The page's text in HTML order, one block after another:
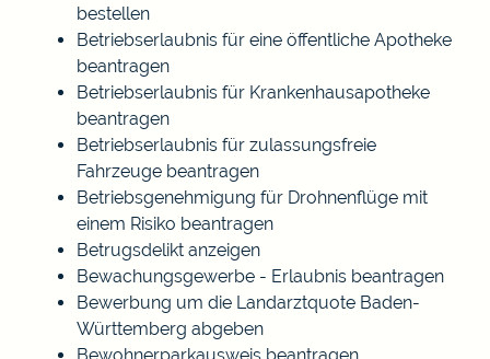
bestellen
Betriebserlaubnis für eine öffentliche Apotheke
beantragen
Betriebserlaubnis für Krankenhausapotheke
beantragen
Betriebserlaubnis für zulassungsfreie
Fahrzeuge beantragen
Betriebsgenehmigung für Drohnenflüge mit
einem Risiko beantragen
Betrugsdelikt anzeigen
Bewachungsgewerbe - Erlaubnis beantragen
Bewerbung um die Landarztquote Baden-
Württemberg abgeben